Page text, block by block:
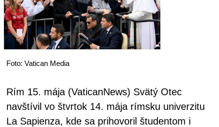
Foto: Vatican Media
Rím 15. mája (VaticanNews) Svätý Otec
navštívil vo štvrtok 14. mája rímsku univerzitu
La Sapienza, kde sa prihovoril študentom i